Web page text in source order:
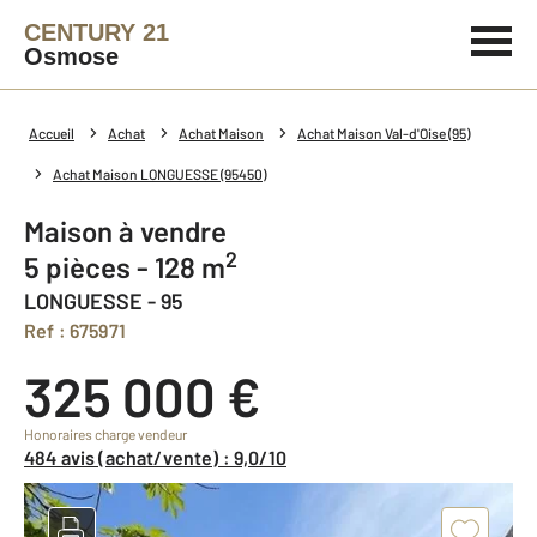
CENTURY 21
Osmose
Accueil Achat Achat Maison Achat Maison Val-d'Oise (95)
Achat Maison LONGUESSE (95450)
Maison à vendre
5 pièces - 128 m2
LONGUESSE - 95
Ref : 675971
325 000 €
Honoraires charge vendeur
484 avis (achat/vente) : 9,0/10